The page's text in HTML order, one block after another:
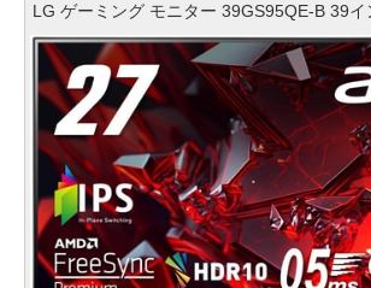
LG ゲーミング モニター 39GS95QE-B 39イ